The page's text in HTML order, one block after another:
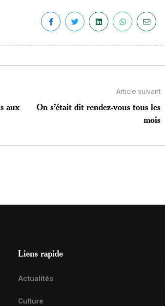
aux
Article suivant
On s’était dit rendez-vous tous les
mois
Liens rapide
Actualités
Culture